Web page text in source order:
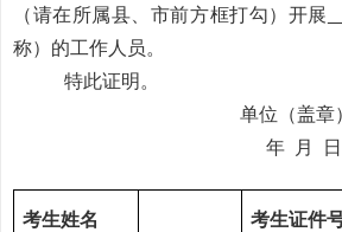
（请在所属县、 市前方框打勾） 开展
称）的工作人员。
特此证明。
单位（盖章
年 月 日
考生姓名 考生证件